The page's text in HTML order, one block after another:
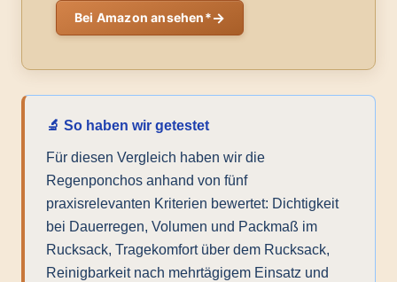
Bei Amazon ansehen*→
🔬 So haben wir getestet
Für diesen Vergleich haben wir die
Regenponchos anhand von fünf
praxisrelevanten Kriterien bewertet: Dichtigkeit
bei Dauerregen, Volumen und Packmaß im
Rucksack, Tragekomfort über dem Rucksack,
Reinigbarkeit nach mehrtägigem Einsatz und